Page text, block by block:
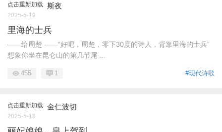
点击重新加载 斯夜
2025-5-19
里海的士兵
——给周楚 ——“好吧，周楚，零下30度的诗人，背靠里海的士兵”
想象你坐在昆仑山的第几节尾 ...
#现代诗歌
455 1
点击重新加载 金仁波切
2025-5-18